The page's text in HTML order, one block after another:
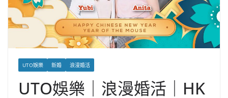
UTO娛樂 新婚 浪漫婚活
UTO娛樂｜浪漫婚活｜HK